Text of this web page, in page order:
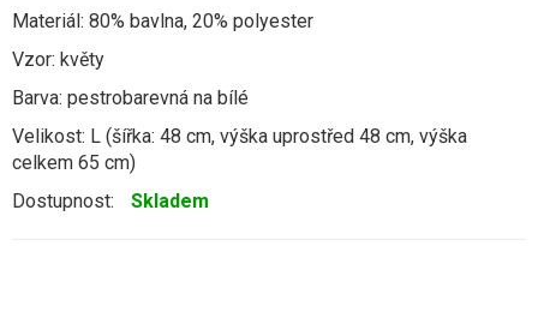
Materiál: 80% bavlna, 20% polyester
Vzor: květy
Barva: pestrobarevná na bílé
Velikost: L (šířka: 48 cm, výška uprostřed 48 cm, výška
celkem 65 cm)
Dostupnost:
Skladem